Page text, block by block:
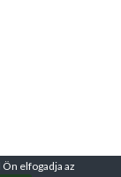
elfogadja az